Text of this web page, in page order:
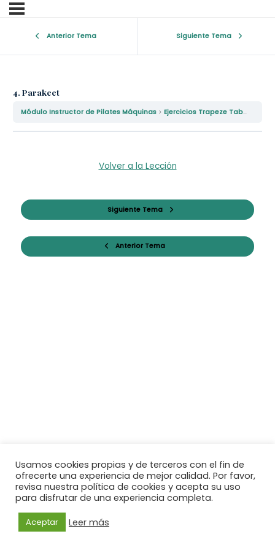
Anterior Tema Siguiente Tema
4. Parakeet
Módulo Instructor de Pilates Máquinas Ejercicios Trapeze Table Nivel III
Anterior Tema
Volver a la Lección
Siguiente Tema
Usamos cookies propias y de terceros con el fin de
ofrecerte una experiencia de mejor calidad. Por favor,
revisa nuestra política de cookies y acepta su uso
para disfrutar de una experiencia completa.
Aceptar Leer más